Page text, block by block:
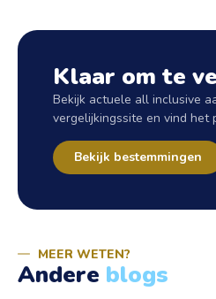
Klaar om te
Bekijk actuele all inclusive
vergelijkingssite en vind het
Bekijk bestemmingen
MEER WETEN?
Andere blogs